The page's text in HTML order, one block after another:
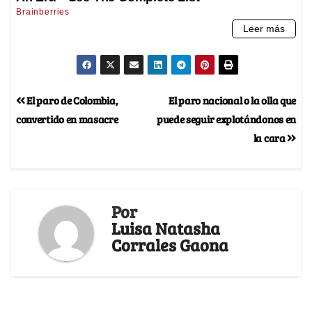
El paro nacional o la olla que
puede seguir explotándonos en
la cara
El paro de Colombia,
convertido en masacre
Por
Luisa Natasha
Corrales Gaona